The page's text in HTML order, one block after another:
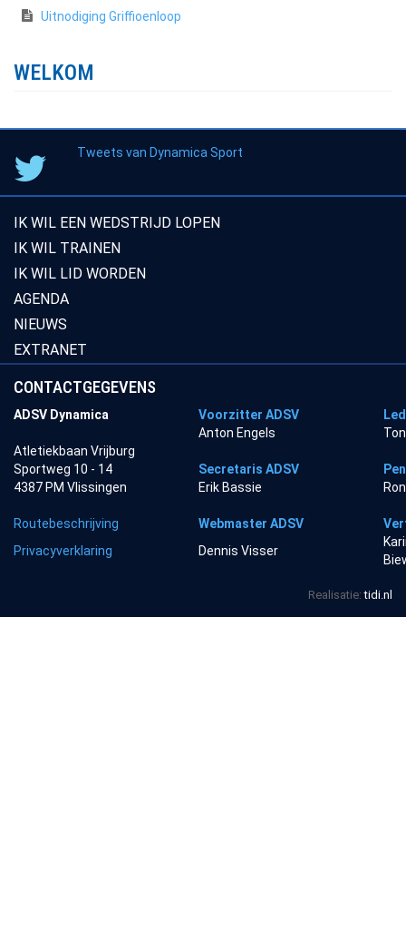
Uitnodiging Griffioenloop
WELKOM
Tweets van Dynamica Sport
IK WIL EEN WEDSTRIJD LOPEN
IK WIL TRAINEN
IK WIL LID WORDEN
AGENDA
NIEUWS
EXTRANET
CONTACTGEGEVENS
ADSV Dynamica Voorzitter ADSV
Anton Engels
Atletiekbaan Vrijburg
Sportweg 10 - 14
Secretaris ADSV
4387 PM Vlissingen
Erik Bassie
Routebeschrijving Webmaster ADSV
Privacyverklaring
Dennis Visser
Realisatie:tidi.nl